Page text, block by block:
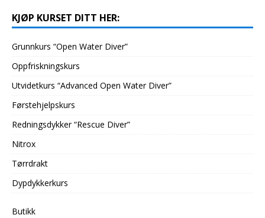
KJØP KURSET DITT HER:
Grunnkurs “Open Water Diver”
Oppfriskningskurs
Utvidetkurs “Advanced Open Water Diver”
Førstehjelpskurs
Redningsdykker “Rescue Diver”
Nitrox
Tørrdrakt
Dypdykkerkurs
Butikk